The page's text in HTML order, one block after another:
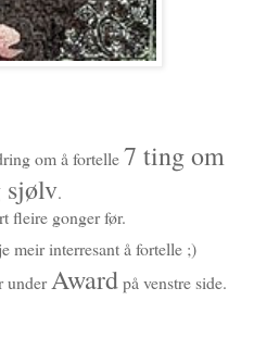
om å fortelle7 ting om
sjølv.
fleire gonger før.
meir interresant å fortelle ;)
underAwardpå venstre side.